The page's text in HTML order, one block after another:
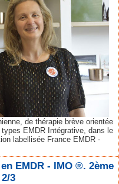
de thérapie brève orientée
EMDR Intégrative, dans le
labellisée France EMDR -
EMDR - IMO ®. 2ème
3